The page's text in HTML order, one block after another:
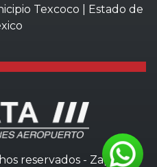
Texcoco | Estado de
reservados - Zapata///